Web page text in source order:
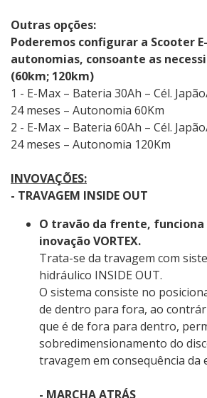
Outras opções:
Poderemos configurar a Scooter
autonomias, consoante as
(60km; 120km)
1 - E-Max – Bateria 30Ah – Cél.
24 meses – Autonomia 60Km
2 - E-Max – Bateria 60Ah – Cél.
24 meses – Autonomia 120Km
INVOVAÇÕES:
- TRAVAGEM INSIDE OUT
O travão da frente, funciona
inovação VORTEX.
Trata-se da travagem com
hidráulico INSIDE OUT.
O sistema consiste no
de dentro para fora, ao
que é de fora para dentro,
sobredimensionamento do
travagem em consequência da
- MARCHA ATRÁS